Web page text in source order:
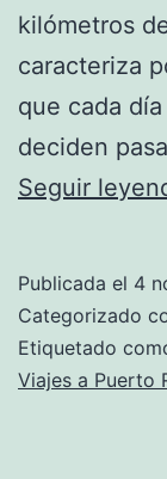
kilómetros
caracteriza
que cada
deciden
Seguir
Publicada el 4
Categorizado
Etiquetado
Viajes a Puerto